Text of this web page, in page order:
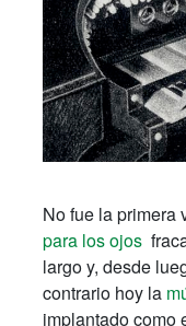
No fue la primera
para los ojos
largo y, desde
contrario hoy la
implantado como